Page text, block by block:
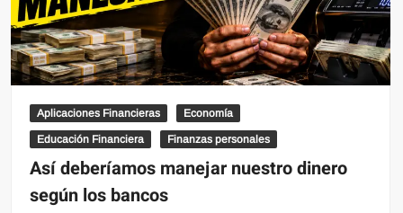
Aplicaciones Financieras Economía
Educación Financiera Finanzas personales
Así deberíamos manejar nuestro dinero
según los bancos